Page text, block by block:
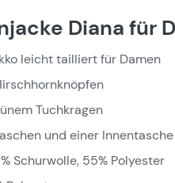
Diana für
leicht tailliert für Damen
Tuchkragen
und einer Innentasche
Schurwolle, 55% Polyester